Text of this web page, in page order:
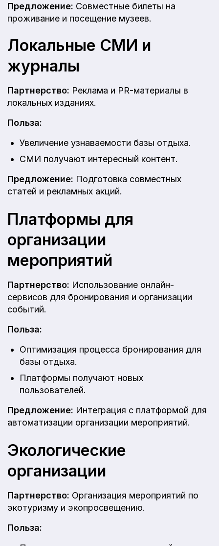
Предложение: Совместные билеты на
проживание и посещение музеев.
Локальные СМИ и
журналы
Партнерство: Реклама и PR-материалы в
локальных изданиях.
Польза:
Увеличение узнаваемости базы отдыха.
СМИ получают интересный контент.
Предложение: Подготовка совместных
статей и рекламных акций.
Платформы для
организации
мероприятий
Партнерство: Использование онлайн-
сервисов для бронирования и организации
событий.
Польза:
Оптимизация процесса бронирования для
базы отдыха.
Платформы получают новых
пользователей.
Предложение: Интеграция с платформой для
автоматизации организации мероприятий.
Экологические
организации
Партнерство: Организация мероприятий по
экотуризму и экопросвещению.
Польза: